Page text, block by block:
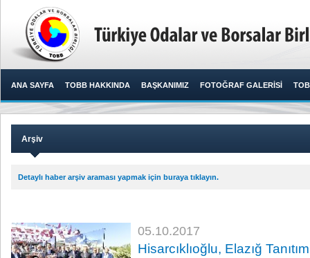
ANA SAYFA TOBB HAKKINDA BAŞKANIMIZ FOTOĞRAF GALERİSİ
Arşiv
Detaylı haber arşiv araması yapmak için buraya tıklayın.
05.10.2017
Hisarcıklıoğlu, Elazığ